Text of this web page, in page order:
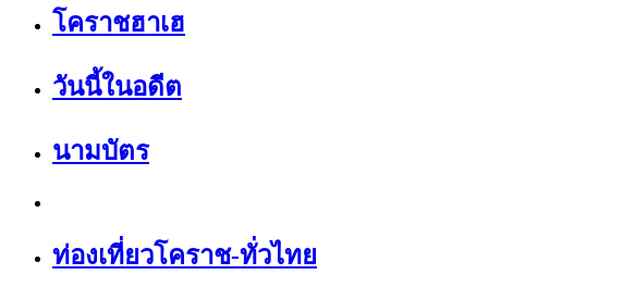
โคราชฮาเฮ
วันนี้ในอดีต
นามบัตร
ท่องเที่ยวโคราช-ทั่วไทย